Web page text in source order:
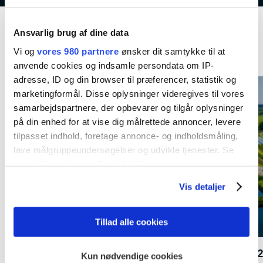
Ansvarlig brug af dine data
Vi og vores 980 partnere ønsker dit samtykke til at
anvende cookies og indsamle persondata om IP-
adresse, ID og din browser til præferencer, statistik og
marketingformål. Disse oplysninger videregives til vores
samarbejdspartnere, der opbevarer og tilgår oplysninger
på din enhed for at vise dig målrettede annoncer, levere
tilpasset indhold, foretage annonce- og indholdsmåling,
lave målgruppeundersøgelser og udvikle tjenester. Se
"Cookiedeklaration", eller ved at trykke på "Privacy
Vis detaljer
Tillad alle cookies
Kun nødvendige cookies
Kommende aktiviteter
Nor-Fishing 2026 ONS